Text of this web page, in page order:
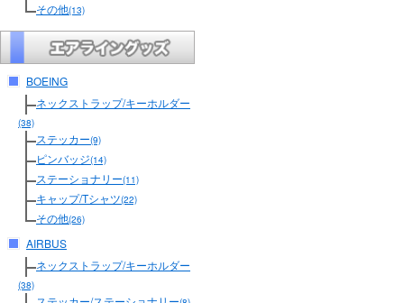
その他(13)
BOEING
ネックストラップ/キーホルダー
(38)
ステッカー(9)
ピンバッジ(14)
ステーショナリー(11)
キャップ/Tシャツ(22)
その他(26)
AIRBUS
ネックストラップ/キーホルダー
(38)